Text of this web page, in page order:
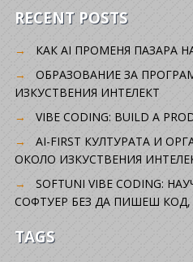
RECENT POSTS
КАК AI ПРОМЕНЯ ПАЗАРА
ОБРАЗОВАНИЕ ЗА
ИЗКУСТВЕНИЯ ИНТЕЛЕКТ
VIBE CODING: BUILD A
AI-FIRST КУЛТУРАТА И
ОКОЛО ИЗКУСТВЕНИЯ
SOFTUNI VIBE CODING:
СОФТУЕР БЕЗ ДА ПИШЕШ КОД,
TAGS